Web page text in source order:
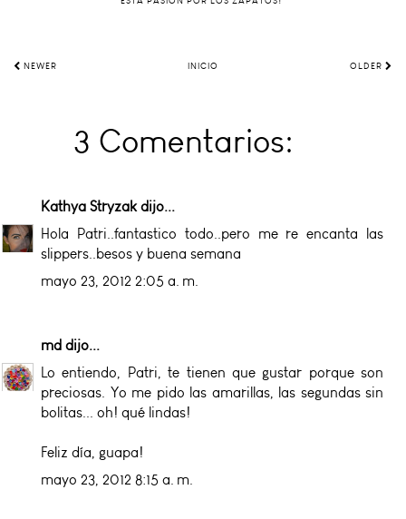
NEWER INICIO OLDER
3 Comentarios:
Kathya Stryzakdijo...
Hola Patri..fantastico todo..pero me re encanta las
slippers..besos y buena semana
mayo 23, 2012 2:05 a. m.
md dijo...
Lo entiendo, Patri, te tienen que gustar porque son
preciosas. Yo me pido las amarillas, las segundas sin
bolitas... oh! qué lindas!
Feliz día, guapa!
mayo 23, 2012 8:15 a. m.